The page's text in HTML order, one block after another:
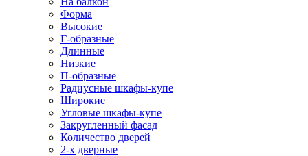
Форма
Высокие
Г-образные
Длинные
Низкие
П-образные
Радиусные шкафы-купе
Широкие
Угловые шкафы-купе
Закругленный фасад
Количество дверей
2-х дверные